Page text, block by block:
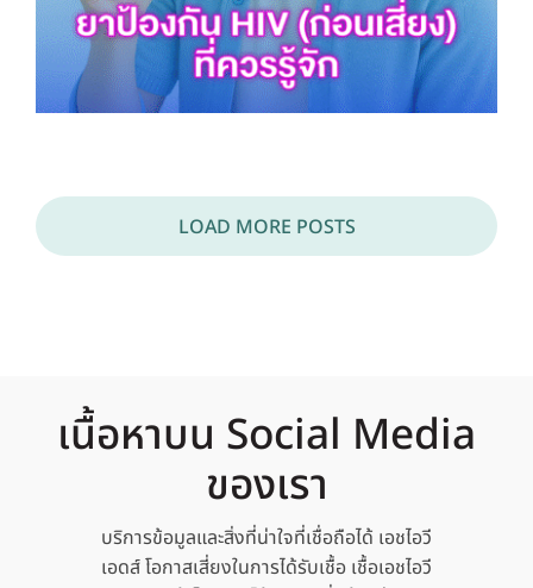
LOAD MORE POSTS
เนื้อหาบน Social Media
ของเรา
บริการข้อมูลและสิ่งที่น่าใจที่เชื่อถือได้ เอชไอวี
เอดส์ โอกาสเสี่ยงในการได้รับเชื้อ เชื้อเอชไอวี